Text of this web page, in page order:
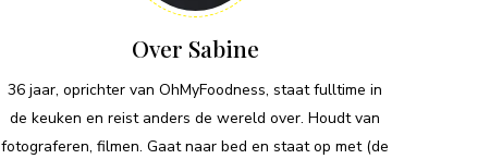
Over Sabine
36 jaar, oprichter van OhMyFoodness, staat fulltime in
de keuken en reist anders de wereld over. Houdt van
fotograferen, filmen. Gaat naar bed en staat op met (de